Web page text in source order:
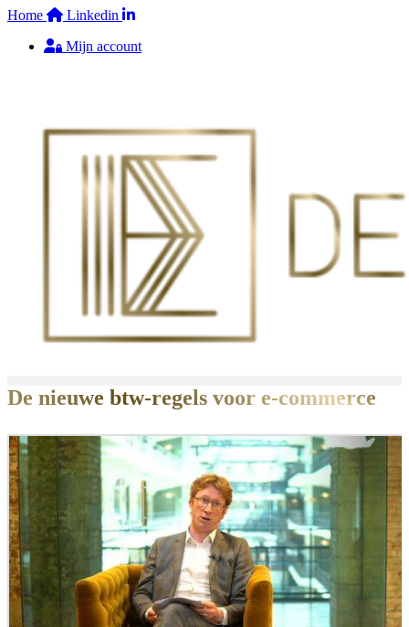
Ga
Home
Linkedin
Mijn account
De nieuwe btw-regels voor e-commerce